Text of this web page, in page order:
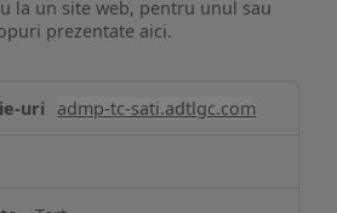
la un site web, pentru unul sau
prezentate aici.
admp-tc-sati.adtlgc.com